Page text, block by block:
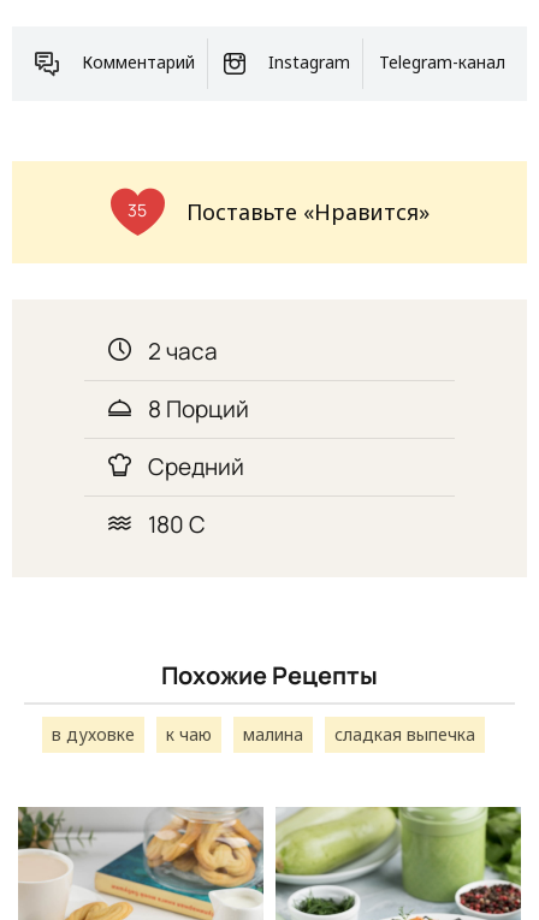
Комментарий Instagram Telegram-канал
35 Поставьте «Нравится»
2 часа
8 Порций
Средний
180 С
Похожие Рецепты
в духовке к чаю малина сладкая выпечка